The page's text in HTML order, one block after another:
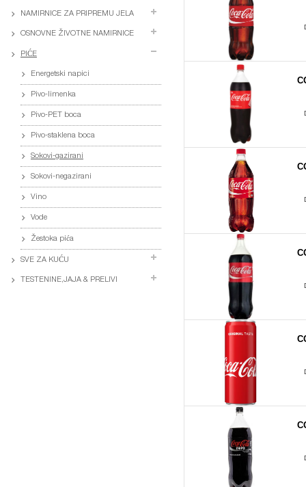
NAMIRNICE ZA PRIPREMU JELA
OSNOVNE ŽIVOTNE NAMIRNICE
PIĆE
Energetski napici
Pivo-limenka
Pivo-PET boca
Pivo-staklena boca
Sokovi-gazirani
Sokovi-negazirani
Vino
Vode
Žestoka pića
SVE ZA KUĆU
TESTENINE,JAJA & PRELIVI